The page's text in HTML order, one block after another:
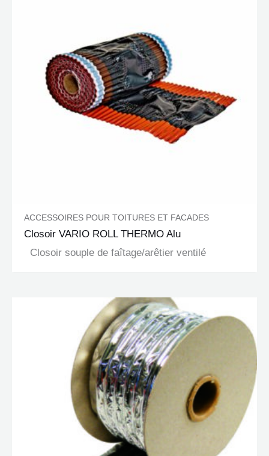
ACCESSOIRES POUR TOITURES ET FACADES
Closoir VARIO ROLL THERMO Alu
Closoir souple de faîtage/arêtier ventilé